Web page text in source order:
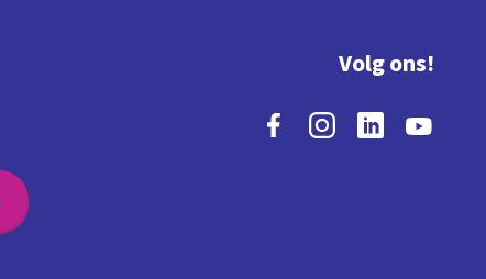
Volg ons!